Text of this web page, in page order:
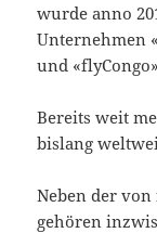
wurde anno
Unternehmen
und
Bereits weit
bislang
Neben der
gehören